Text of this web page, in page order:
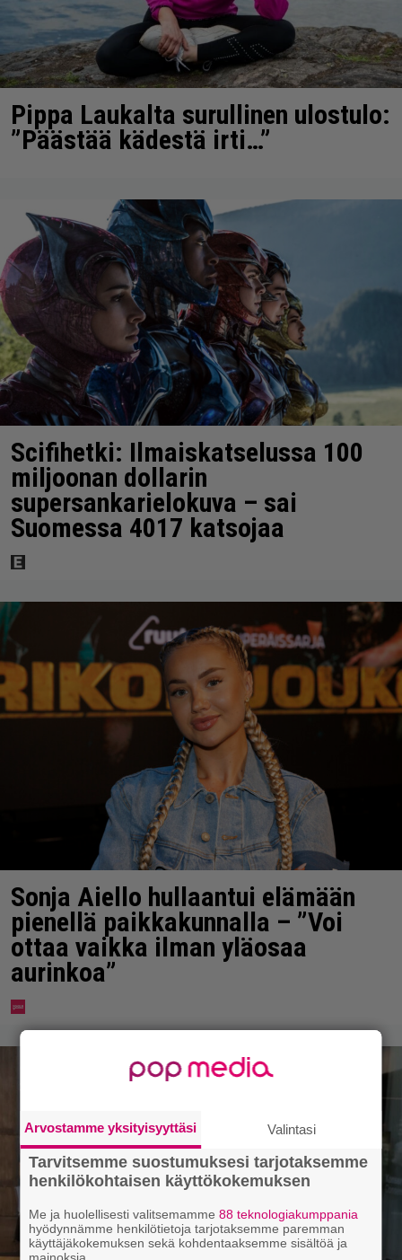
Pippa Laukalta surullinen ulostulo:
”Päästää kädestä irti…”
Scifihetki: Ilmaiskatselussa 100
miljoonan dollarin
supersankarielokuva – sai
Suomessa 4017 katsojaa
Sonja Aiello hullaantui elämään
pienellä paikkakunnalla – ”Voi
ottaa vaikka ilman yläosaa
aurinkoa”
Arvostamme yksityisyyttäsi Valintasi
Tarvitsemme suostumuksesi tarjotaksemme
henkilökohtaisen käyttökokemuksen
Me ja huolellisesti valitsemamme88 teknologiakumppania
hyödynnämme henkilötietoja tarjotaksemme paremman
käyttäjäkokemuksen sekä kohdentaaksemme sisältöä ja